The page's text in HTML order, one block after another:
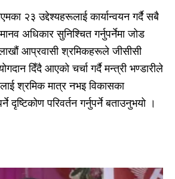
२३ उद्देश्यहरूलाई कार्यान्वयन गर्दै सबै
अधिकार सुनिश्चित गर्नुपर्नेमा जोड
आप्रवासी श्रमिकहरूले जीसीसी
दिँदै आएको चर्चा गर्दै मन्त्री भण्डारीले
श्रमिक मात्र नभइ विकासका
दृष्टिकोण परिवर्तन गर्नुपर्ने बताउनुभयो ।